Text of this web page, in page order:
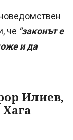
че "законът е
и да
Илиев,